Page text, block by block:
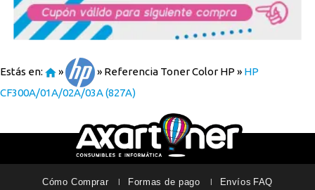
Estás en: » » Referencia Toner Color HP » HP
CF300A/01A/02A/03A (827A)
Cómo Comprar Formas de pago Envíos FAQ